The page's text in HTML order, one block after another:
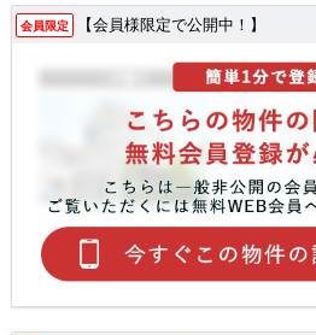
会員限定 【会員様限定で公開中！】